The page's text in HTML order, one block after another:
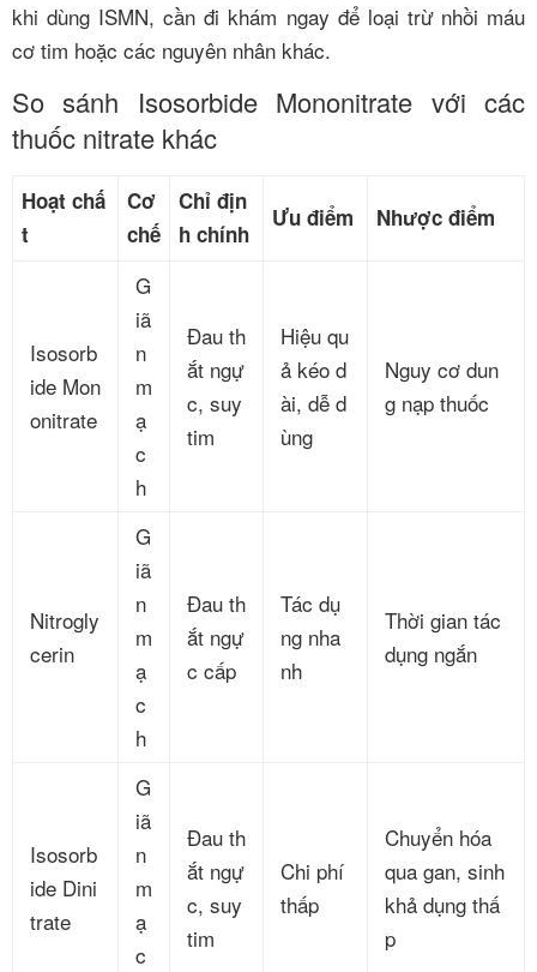
khi dùng ISMN, cần đi khám ngay để loại trừ nhồi máu
cơ tim hoặc các nguyên nhân khác.
So sánh Isosorbide Mononitrate với các
thuốc nitrate khác
Hoạt chấ
t
Cơ
chế
Chỉ địn
h chính
Ưu điểm Nhược điểm
Isosorb
ide Mon
onitrate
G
iã
n
m
ạ
c
h
Đau th
ắt ngự
c, suy
tim
Hiệu qu
ả kéo d
ài, dễ d
ùng
Nguy cơ dun
g nạp thuốc
Nitrogly
cerin
G
iã
n
m
ạ
c
h
Đau th
ắt ngự
c cấp
Tác dụ
ng nha
nh
Thời gian tác
dụng ngắn
Isosorb
ide Dini
trate
G
iã
n
m
ạ
c
Đau th
ắt ngự
c, suy
tim
Chi phí
thấp
Chuyển hóa
qua gan, sinh
khả dụng thấ
p